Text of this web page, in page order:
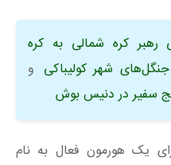
رهبر کره شمالی به کره
شهر کولیباکی و
سفیر در دنیس بوش
یک هورمون فعال به نام